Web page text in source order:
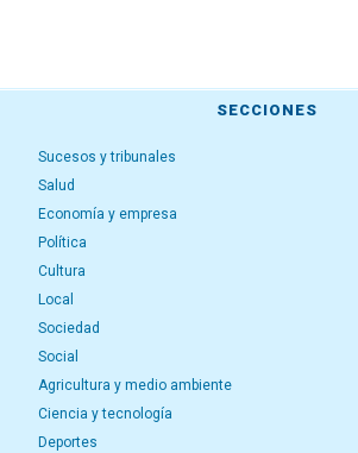
SECCIONES
Sucesos y tribunales
Salud
Economía y empresa
Política
Cultura
Local
Sociedad
Social
Agricultura y medio ambiente
Ciencia y tecnología
Deportes